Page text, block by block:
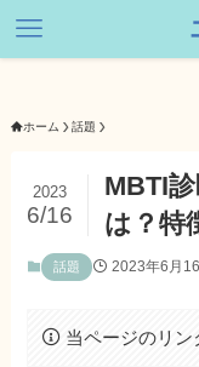
ホーム 話題
MBTI
は？特
2023
6/16
話題 2023年6月
当ページのリン